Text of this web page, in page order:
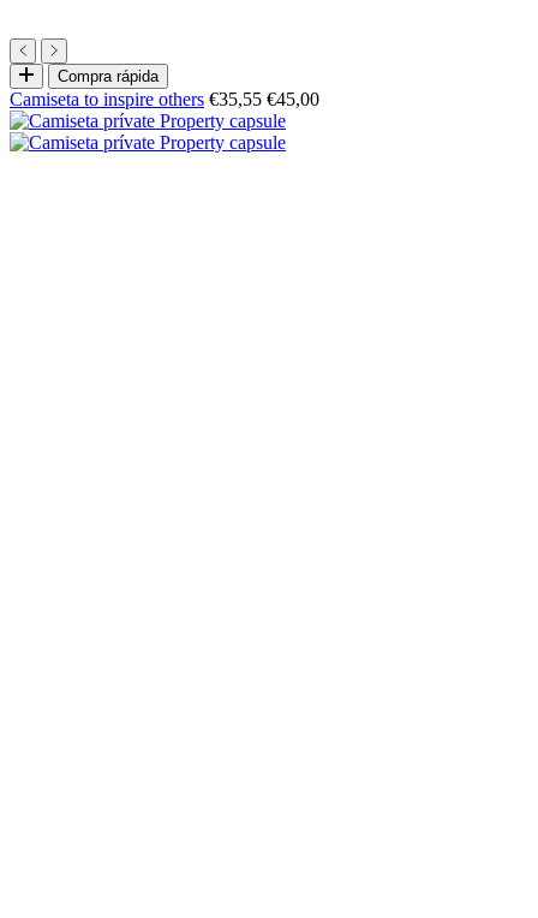
Elige
opciones
Compra rápida
Camiseta to inspire others Precio
de
oferta
€35,55 Precio
normal
€45,00